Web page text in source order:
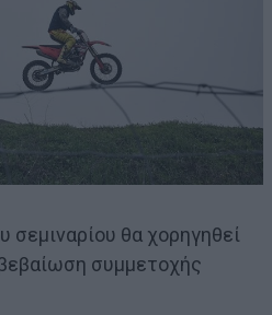
θα χορηγηθεί
συμμετοχής